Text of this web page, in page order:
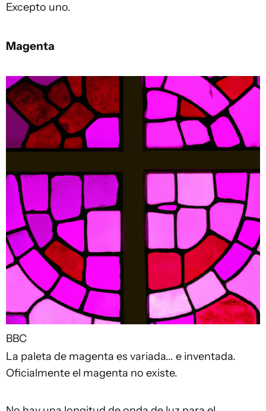
Excepto uno.
Magenta
BBC
La paleta de magenta es variada... e inventada.
Oficialmente el magenta no existe.